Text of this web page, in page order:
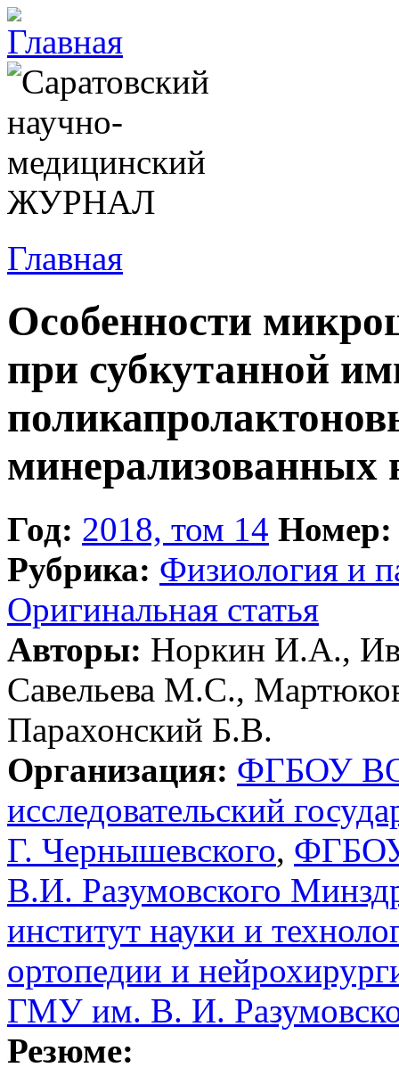
Главная
Особенности
при субкутанной
минерализованных
Год: 2018, том 14 Номер:
Рубрика: Физиология и
Оригинальная статья
Авторы: Норкин И.А.,
Савельева М.С.,
Парахонский Б.В.
Организация: ФГБОУ ВО
исследовательский
Г. Чернышевского,
В.И. Разумовского
институт науки и
ортопедии и
ГМУ им. В. И.
Резюме: